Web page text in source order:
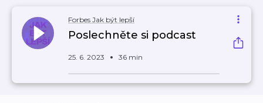
Forbes Jak být lepší
Poslechněte si podcast
25. 6. 2023 36 min